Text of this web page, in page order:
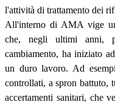
l'attività di trattamento dei
All'interno di AMA vige
che, negli ultimi anni,
cambiamento, ha iniziato
un duro lavoro. Ad
controllati, a spron battuto,
accertamenti sanitari, che